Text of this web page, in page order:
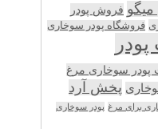
فروش پودر
فروشگاه پودر سوخاری
پودر سوخاری مرغ
پخش آرد
برای مرغ پودر سوخاری